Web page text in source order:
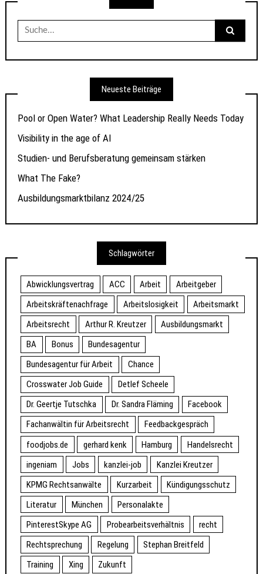
Suche
nach:
Neueste Beiträge
Pool or Open Water? What Leadership Really Needs Today
Visibility in the age of AI
Studien- und Berufsberatung gemeinsam stärken
What The Fake?
Ausbildungsmarktbilanz 2024/25
Schlagwörter
Abwicklungsvertrag ACC Arbeit
Arbeitgeber
Arbeitskräftenachfrage
Arbeitslosigkeit
Arbeitsmarkt
Arbeitsrecht
Arthur R. Kreutzer
Ausbildungsmarkt
BA
Bonus
Bundesagentur
Bundesagentur für Arbeit
Chance
Crosswater Job Guide
Detlef Scheele
Dr. Geertje Tutschka
Dr. Sandra Fläming
Facebook
Fachanwältin für Arbeitsrecht
Feedbackgespräch
foodjobs.de
gerhard kenk Hamburg
Handelsrecht
ingeniam
Jobs kanzlei-job
Kanzlei Kreutzer
KPMG Rechtsanwälte
Kurzarbeit
Kündigungsschutz
Literatur
München
Personalakte
PinterestSkype AG
Probearbeitsverhältnis
recht
Rechtsprechung
Regelung
Stephan Breitfeld
Training
Xing Zukunft